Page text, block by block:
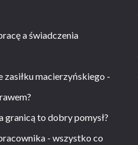
a świadczenia
zasiłku macierzyńskiego -
granicą to dobry pomysł?
- wszystko co